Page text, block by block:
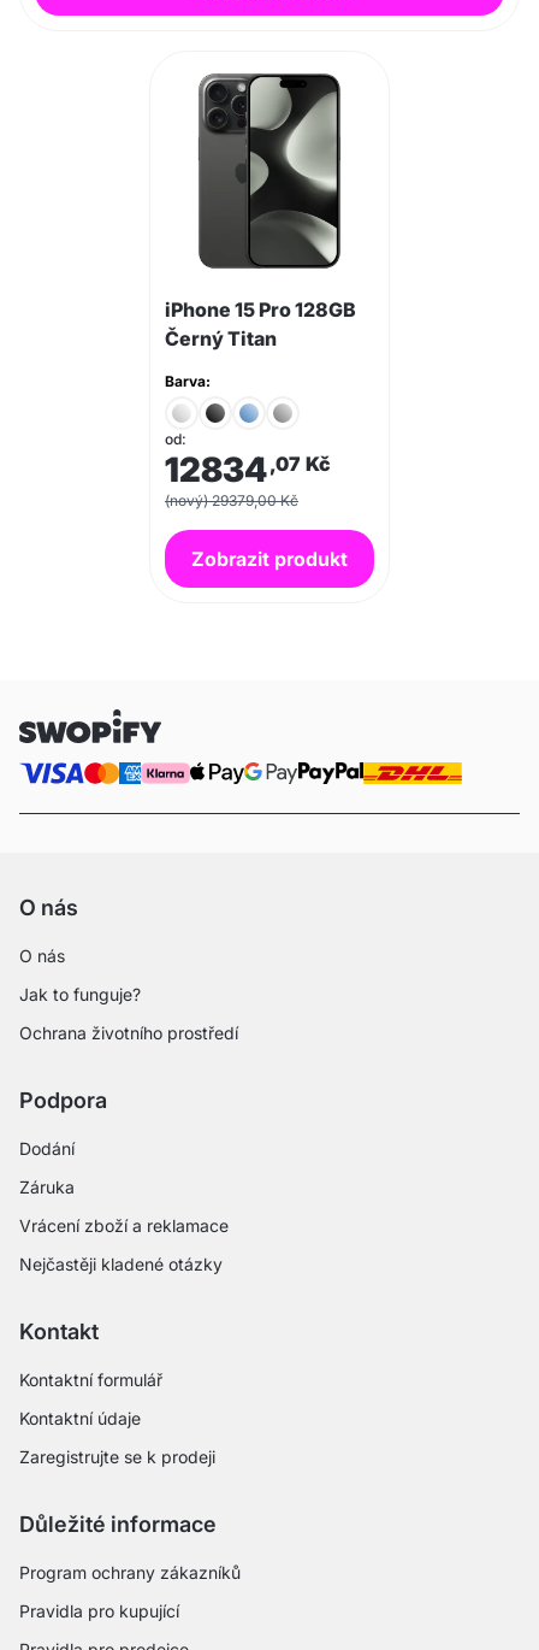
iPhone 15 Pro 128GB
Černý Titan
Barva:
od:
12834,07 Kč
(nový) 29379,00 Kč
Zobrazit produkt
O nás
O nás
Jak to funguje?
Ochrana životního prostředí
Podpora
Dodání
Záruka
Vrácení zboží a reklamace
Nejčastěji kladené otázky
Kontakt
Kontaktní formulář
Kontaktní údaje
Zaregistrujte se k prodeji
Důležité informace
Program ochrany zákazníků
Pravidla pro kupující